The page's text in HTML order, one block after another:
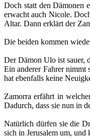
Doch statt den Dämonen
erwacht auch Nicole.
Altar. Dann erklärt der
Die beiden kommen
Der Dämon Ulo ist sauer,
Ein anderer Fahrer nimmt
hat ebenfalls keine
Zamorra erfährt in
Dadurch, dass sie nun in
Natürlich dürfen sie die
sich in Jerusalem um,